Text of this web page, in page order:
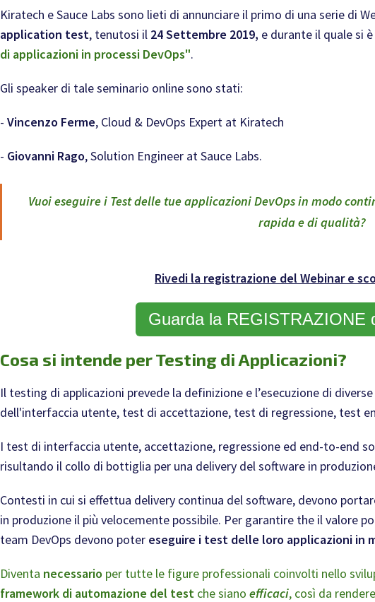
Kiratech e Sauce Labs sono lieti di annunciare il primo di una serie di
application test, tenutosi il 24 Settembre 2019, e durante il quale si
di applicazioni in processi DevOps".
Gli speaker di tale seminario online sono stati:
- Vincenzo Ferme, Cloud & DevOps Expert at Kiratech
- Giovanni Rago, Solution Engineer at Sauce Labs.
Vuoi eseguire i Test delle tue applicazioni DevOps in modo
rapidae diqualità?
Rivedi la registrazione del Webinar e
Guarda la REGISTRAZIONE
Cosa si intende per Testing di Applicazioni?
Il testing di applicazioni prevede la definizione e l’esecuzione di
dell'interfaccia utente, test di accettazione, test di regressione, test
I test di interfaccia utente, accettazione, regressione ed end-to-end
risultando il collo di bottiglia per una delivery del software in
Contesti in cui si effettua delivery continua del software, devono
in produzione il più velocemente possibile. Per garantire the il valore
team DevOps devono poter eseguire i test delle loro applicazioni in
Diventa necessario per tutte le figure professionali coinvolti nello
framework di automazione del test che siano efficaci, così da